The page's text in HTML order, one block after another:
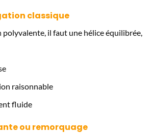
classique
il faut une hélice équilibrée,
raisonnable
fluide
ou remorquage